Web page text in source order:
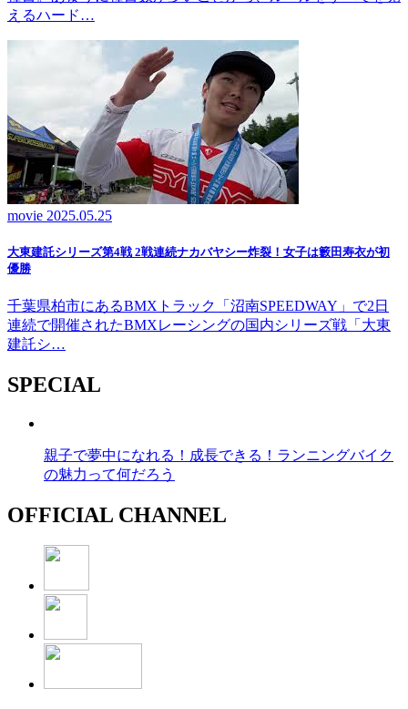
えるハード…
movie 2025.05.25
大東建託シリーズ第4戦 2戦連続ナカバヤシー炸裂！女子は籔田寿衣が初
優勝
千葉県柏市にあるBMXトラック「沼南SPEEDWAY」で2日
連続で開催されたBMXレーシングの国内シリーズ戦「大東
建託シ…
SPECIAL
親子で夢中になれる！成長できる！ランニングバイク
の魅力って何だろう
OFFICIAL CHANNEL